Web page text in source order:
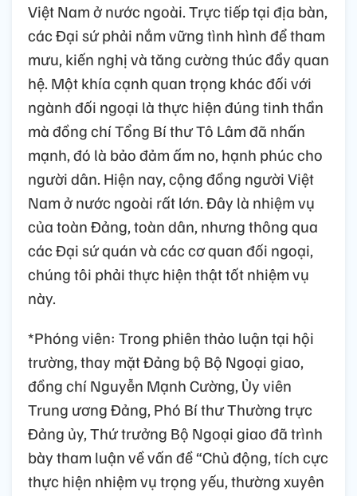
Việt Nam ở nước ngoài. Trực tiếp tại địa bàn,
các Đại sứ phải nắm vững tình hình để tham
mưu, kiến nghị và tăng cường thúc đẩy quan
hệ. Một khía cạnh quan trọng khác đối với
ngành đối ngoại là thực hiện đúng tinh thần
mà đồng chí Tổng Bí thư Tô Lâm đã nhấn
mạnh, đó là bảo đảm ấm no, hạnh phúc cho
người dân. Hiện nay, cộng đồng người Việt
Nam ở nước ngoài rất lớn. Đây là nhiệm vụ
của toàn Đảng, toàn dân, nhưng thông qua
các Đại sứ quán và các cơ quan đối ngoại,
chúng tôi phải thực hiện thật tốt nhiệm vụ
này.
*Phóng viên: Trong phiên thảo luận tại hội
trường, thay mặt Đảng bộ Bộ Ngoại giao,
đồng chí Nguyễn Mạnh Cường, Ủy viên
Trung ương Đảng, Phó Bí thư Thường trực
Đảng ủy, Thứ trưởng Bộ Ngoại giao đã trình
bày tham luận về vấn đề “Chủ động, tích cực
thực hiện nhiệm vụ trọng yếu, thường xuyên